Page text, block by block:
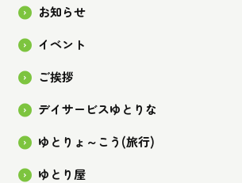
お知らせ
イベント
ご挨拶
デイサービスゆとりな
ゆとりょ～こう(旅行)
ゆとり屋